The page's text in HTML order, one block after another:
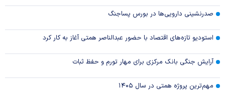
صدرنشینی دارویی‌ها در بورس پساجنگ
استودیو تازه‌های اقتصاد با حضور عبدالناصر همتی آغاز به کار کرد
آرایش جنگی بانک مرکزی برای مهار تورم و حفظ ثبات
مهم‌ترین پروژه همتی در سال ۱۴۰۵